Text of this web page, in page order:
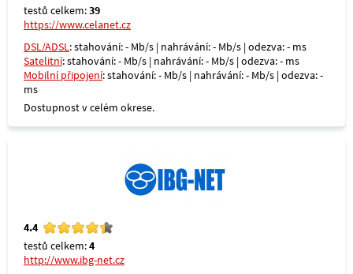
testů celkem:39
https://www.celanet.cz
DSL/ADSL: stahování: - Mb/s | nahrávání: - Mb/s | odezva: - ms
Satelitní: stahování: - Mb/s | nahrávání: - Mb/s | odezva: - ms
Mobilní připojení: stahování: - Mb/s | nahrávání: - Mb/s | odezva: -
ms
Dostupnost v celém okrese.
4.4
testů celkem:4
http://www.ibg-net.cz